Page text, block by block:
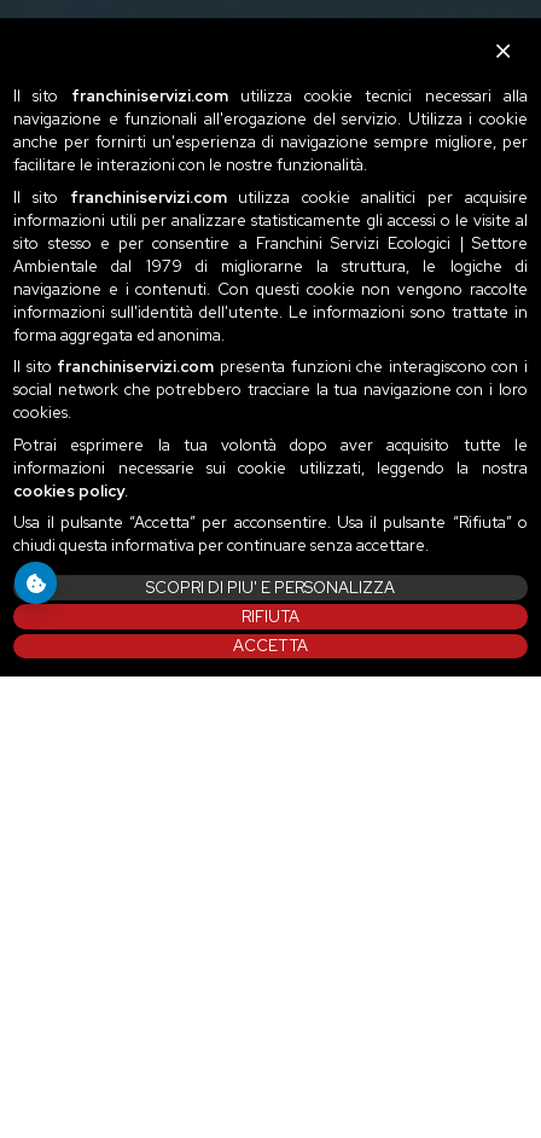
Il sito franchiniservizi.comutilizza cookie tecnici necessari alla
navigazione e funzionali all'erogazione del servizio. Utilizza i cookie
anche per fornirti un'esperienza di navigazione sempre migliore, per
facilitare le interazioni con le nostre funzionalità.
Il sito franchiniservizi.comutilizza cookie analitici per acquisire
informazioni utili per analizzare statisticamente gli accessi o le visite al
sito stesso e per consentire a Franchini Servizi Ecologici | Settore
Ambientale dal 1979 di migliorarne la struttura, le logiche di
navigazione e i contenuti. Con questi cookie non vengono raccolte
informazioni sull'identità dell'utente. Le informazioni sono trattate in
forma aggregata ed anonima.
Il sito franchiniservizi.com presenta funzioni che interagiscono con i
social network che potrebbero tracciare la tua navigazione con i loro
cookies.
Potrai esprimere la tua volontà dopo aver acquisito tutte le
informazioni necessarie sui cookie utilizzati, leggendo la nostra
cookies policy.
Usa il pulsante “Accetta” per acconsentire. Usa il pulsante “Rifiuta” o
chiudi questa informativa per continuare senza accettare.
SCOPRI DI PIU' E PERSONALIZZA
RIFIUTA
ACCETTA